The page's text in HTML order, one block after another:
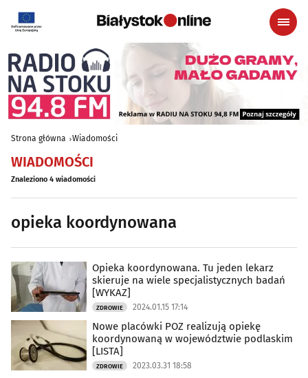
Strona główna Wiadomości
WIADOMOŚCI
Znaleziono 4 wiadomości
opieka koordynowana
Opieka koordynowana. Tu jeden lekarz
skieruje na wiele specjalistycznych badań
[WYKAZ]
ZDROWIE 2024.01.15 17:14
Nowe placówki POZ realizują opiekę
koordynowaną w województwie podlaskim
[LISTA]
ZDROWIE 2023.03.31 18:58